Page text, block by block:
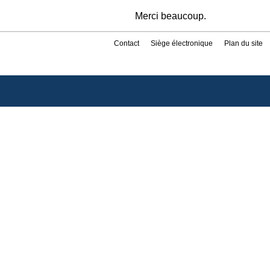
Merci beaucoup.
Contact Siège électronique Plan du site